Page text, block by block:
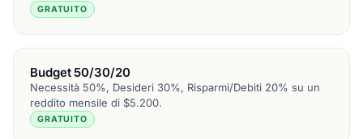
GRATUITO
Budget 50/30/20
Necessità 50%, Desideri 30%, Risparmi/Debiti 20% su un
reddito mensile di $5.200.
GRATUITO